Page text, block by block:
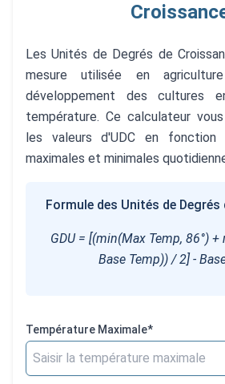
Les Unités de Degrés de
mesure utilisée en
développement des cultures
température. Ce calculateur
les valeurs d'UDC en fonction
maximales et minimales
Formule des Unités de Degrés
GDU = [(min(Max Temp, 86°)
Base Temp)) / 2] -
Température Maximale*